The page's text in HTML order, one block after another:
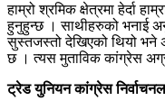
हाम्रो श्रमिक क्षेत्रमा हेर्दा
हुनुहुन्छ । साथीहरुको भनाई
सुस्तजस्तो देखिएको थियो भने
छ । त्यस मुताविक कांग्रेस
ट्रेड युनियन कांग्रेस